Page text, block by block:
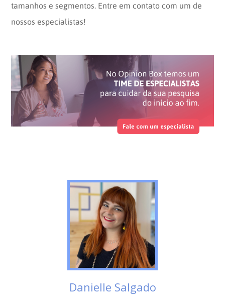
tamanhos e segmentos. Entre em contato com um de
nossos especialistas!
Danielle Salgado